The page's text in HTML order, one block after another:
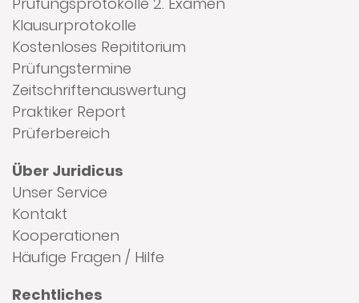
Klausurprotokolle
Kostenloses Repititorium
Prüfungstermine
Zeitschriftenauswertung
Praktiker Report
Prüferbereich
Über Juridicus
Unser Service
Kontakt
Kooperationen
Häufige Fragen / Hilfe
Rechtliches